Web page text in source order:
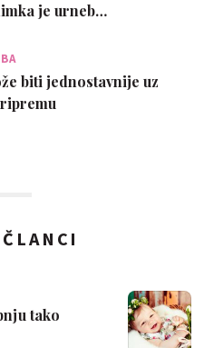
je urneb…
biti jednostavnije uz
tako